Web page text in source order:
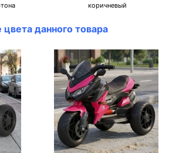
коричневый
цвета данного товара